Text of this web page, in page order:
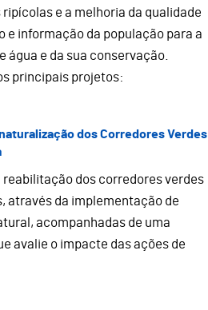
e a melhoria da qualidade
e informação da população para a
água e da sua conservação.
principais projetos:
dos Corredores Verdes
dos corredores verdes
através da implementação de
acompanhadas de uma
avalie o impacte das ações de